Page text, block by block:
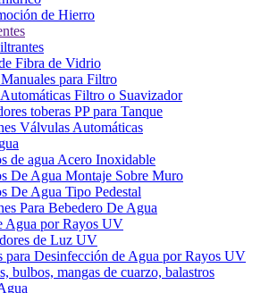
de Hierro
Fibra de Vidrio
para Filtro
Filtro o Suavizador
toberas PP para Tanque
Válvulas Automáticas
de agua Acero Inoxidable
De Agua Montaje Sobre Muro
De Agua Tipo Pedestal
Para Bebedero De Agua
Agua por Rayos UV
de Luz UV
para Desinfección de Agua por Rayos UV
bulbos, mangas de cuarzo, balastros